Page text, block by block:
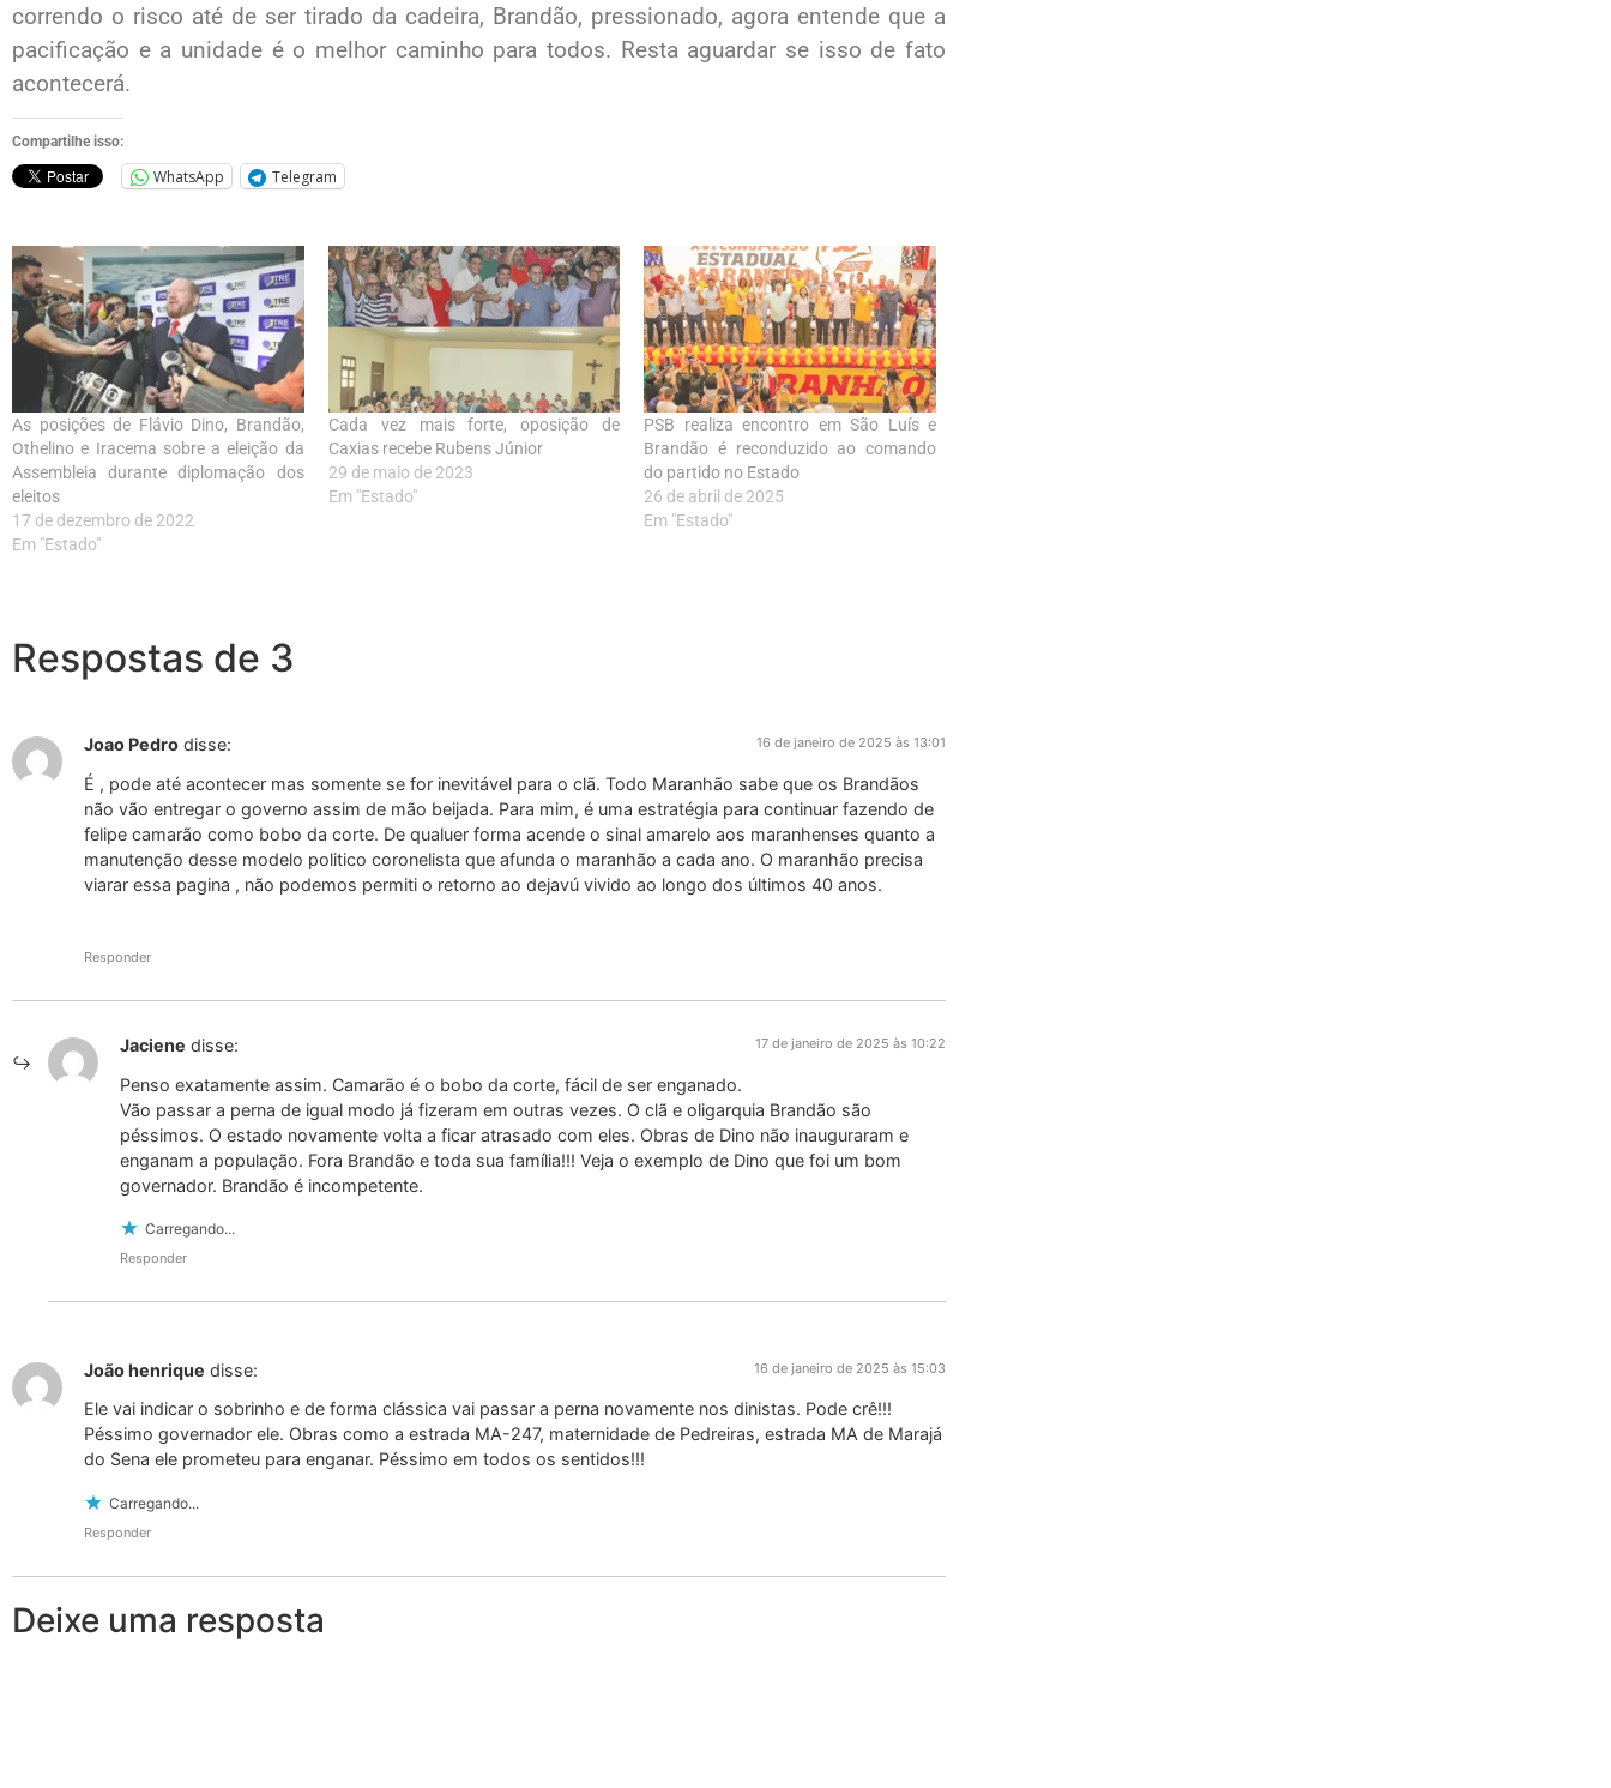
correndo o risco até de ser tirado da cadeira, Brandão, pressionado, agora entende que a
pacificação e a unidade é o melhor caminho para todos. Resta aguardar se isso de fato
acontecerá.
Compartilhe isso:
WhatsApp Telegram
As posições de Flávio Dino, Brandão,
Othelino e Iracema sobre a eleição da
Assembleia durante diplomação dos
eleitos
17 de dezembro de 2022
Em "Estado"
Cada vez mais forte, oposição de
Caxias recebe Rubens Júnior
29 de maio de 2023
Em "Estado"
PSB realiza encontro em São Luís e
Brandão é reconduzido ao comando
do partido no Estado
26 de abril de 2025
Em "Estado"
Respostas de 3
Joao Pedro disse: 16 de janeiro de 2025 às 13:01
É , pode até acontecer mas somente se for inevitável para o clã. Todo Maranhão sabe que os Brandãos
não vão entregar o governo assim de mão beijada. Para mim, é uma estratégia para continuar fazendo de
felipe camarão como bobo da corte. De qualuer forma acende o sinal amarelo aos maranhenses quanto a
manutenção desse modelo politico coronelista que afunda o maranhão a cada ano. O maranhão precisa
viarar essa pagina , não podemos permiti o retorno ao dejavú vivido ao longo dos últimos 40 anos.
Responder
Jaciene disse: 17 de janeiro de 2025 às 10:22
Penso exatamente assim. Camarão é o bobo da corte, fácil de ser enganado.
Vão passar a perna de igual modo já fizeram em outras vezes. O clã e oligarquia Brandão são
péssimos. O estado novamente volta a ficar atrasado com eles. Obras de Dino não inauguraram e
enganam a população. Fora Brandão e toda sua família!!! Veja o exemplo de Dino que foi um bom
governador. Brandão é incompetente.
Carregando...
Responder
João henrique disse: 16 de janeiro de 2025 às 15:03
Ele vai indicar o sobrinho e de forma clássica vai passar a perna novamente nos dinistas. Pode crê!!!
Péssimo governador ele. Obras como a estrada MA-247, maternidade de Pedreiras, estrada MA de Marajá
do Sena ele prometeu para enganar. Péssimo em todos os sentidos!!!
Carregando...
Responder
Deixe uma resposta